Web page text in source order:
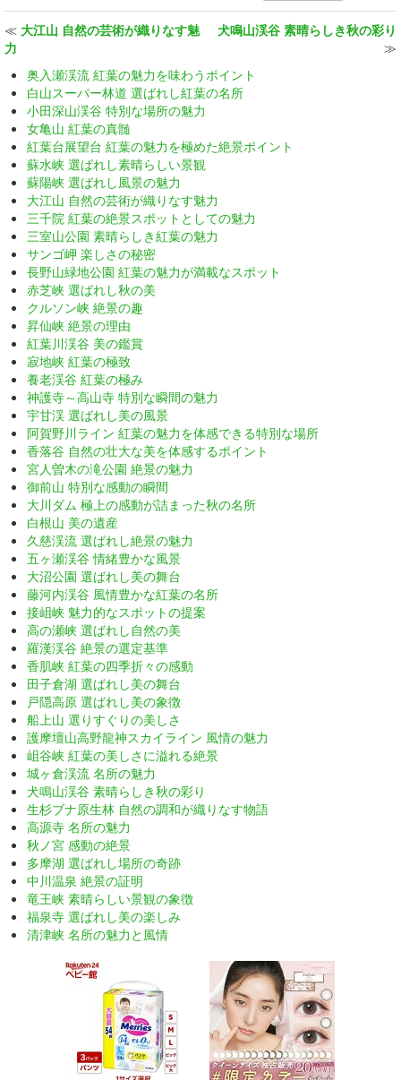
≪ 大江山 自然の芸術が織りなす魅
力
犬鳴山渓谷 素晴らしき秋の彩り
≫
奥入瀬渓流 紅葉の魅力を味わうポイント
白山スーパー林道 選ばれし紅葉の名所
小田深山渓谷 特別な場所の魅力
女亀山 紅葉の真髄
紅葉台展望台 紅葉の魅力を極めた絶景ポイント
蘇水峡 選ばれし素晴らしい景観
蘇陽峡 選ばれし風景の魅力
大江山 自然の芸術が織りなす魅力
三千院 紅葉の絶景スポットとしての魅力
三室山公園 素晴らしき紅葉の魅力
サンゴ岬 楽しさの秘密
長野山緑地公園 紅葉の魅力が満載なスポット
赤芝峡 選ばれし秋の美
クルソン峡 絶景の趣
昇仙峡 絶景の理由
紅葉川渓谷 美の鑑賞
寂地峡 紅葉の極致
養老渓谷 紅葉の極み
神護寺～高山寺 特別な瞬間の魅力
宇甘渓 選ばれし美の風景
阿賀野川ライン 紅葉の魅力を体感できる特別な場所
香落谷 自然の壮大な美を体感するポイント
宮人曽木の滝公園 絶景の魅力
御前山 特別な感動の瞬間
大川ダム 極上の感動が詰まった秋の名所
白根山 美の遺産
久慈渓流 選ばれし絶景の魅力
五ヶ瀬渓谷 情緒豊かな風景
大沼公園 選ばれし美の舞台
藤河内渓谷 風情豊かな紅葉の名所
接岨峡 魅力的なスポットの提案
高の瀬峡 選ばれし自然の美
羅漢渓谷 絶景の選定基準
香肌峡 紅葉の四季折々の感動
田子倉湖 選ばれし美の舞台
戸隠高原 選ばれし美の象徴
船上山 選りすぐりの美しさ
護摩壇山高野龍神スカイライン 風情の魅力
岨谷峡 紅葉の美しさに溢れる絶景
城ヶ倉渓流 名所の魅力
犬鳴山渓谷 素晴らしき秋の彩り
生杉ブナ原生林 自然の調和が織りなす物語
高源寺 名所の魅力
秋ノ宮 感動の絶景
多摩湖 選ばれし場所の奇跡
中川温泉 絶景の証明
竜王峡 素晴らしい景観の象徴
福泉寺 選ばれし美の楽しみ
清津峡 名所の魅力と風情